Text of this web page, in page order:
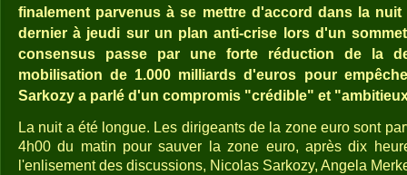
finalement parvenus à se mettre d'accord dans la
dernier à jeudi sur un plan anti-crise lors d'un
consensus passe par une forte réduction de la
mobilisation de 1.000 milliards d'euros pour
Sarkozy a parlé d'un compromis "crédible" et
La nuit a été longue. Les dirigeants de la zone euro sont
4h00 du matin pour sauver la zone euro, après dix
l'enlisement des discussions, Nicolas Sarkozy, Angela